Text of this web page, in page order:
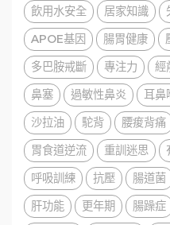
飲用水安全
居家知識
APOE基因
腸胃健康
多巴胺戒斷
專注力 經
鼻塞
過敏性鼻炎 耳鼻
沙拉油
駝背 腰痠背痛
胃食道逆流
重訓迷思
呼吸訓練
抗壓 腸道菌
肝功能
更年期 腸躁症